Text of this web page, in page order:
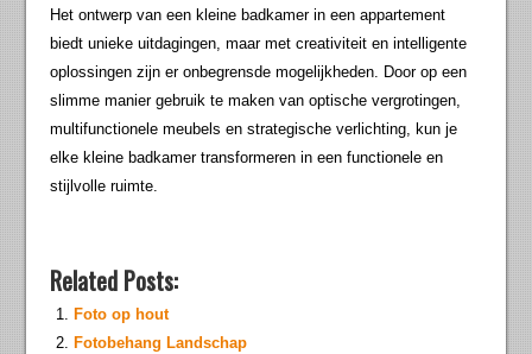
Het ontwerp van een kleine badkamer in een appartement
biedt unieke uitdagingen, maar met creativiteit en intelligente
oplossingen zijn er onbegrensde mogelijkheden. Door op een
slimme manier gebruik te maken van optische vergrotingen,
multifunctionele meubels en strategische verlichting, kun je
elke kleine badkamer transformeren in een functionele en
stijlvolle ruimte.
Related Posts:
Foto op hout
Fotobehang Landschap